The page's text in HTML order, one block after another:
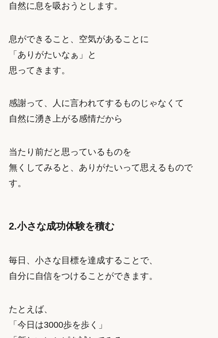
自然に息を吸おうとします。
息ができること、空気があることに
「ありがたいなぁ」と
思ってきます。
感謝って、人に言われてするものじゃなくて
自然に湧き上がる感情だから
当たり前だと思っているものを
無くしてみると、ありがたいって思えるもので
す。
2.小さな成功体験を積む
毎日、小さな目標を達成することで、
自分に自信をつけることができます。
たとえば、
「今日は3000歩を歩く」